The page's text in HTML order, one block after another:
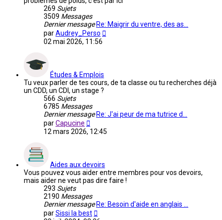
269 Sujets
3509 Messages
Dernier messageRe: Maigrir du ventre, des as…
parAudrey_Perso
le
02 mai 2026, 11:56
Études & Emplois
Tu veux parler de tes cours, de ta classe ou tu recherches déjà
un CDD, un CDI, un stage ?
566 Sujets
6785 Messages
Dernier messageRe: J'ai peur de ma tutrice d…
parCapucine
le
12 mars 2026, 12:45
Aides aux devoirs
Vous pouvez vous aider entre membres pour vos devoirs,
mais aider ne veut pas dire faire !
293 Sujets
2190 Messages
Dernier messageRe: Besoin d'aide en anglais …
parSissi la best